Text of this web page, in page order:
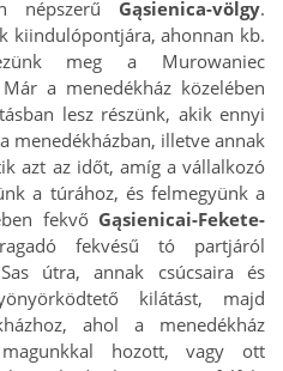
népszerű Gąsienica-völgy.
kiindulópontjára, ahonnan kb.
meg a Murowaniec
a menedékház közelében
lesz részünk, akik ennyi
menedékházban, illetve annak
azt az időt, amíg a vállalkozó
a túrához, és felmegyünk a
fekvő Gąsienicai-Fekete-
fekvésű tó partjáról
útra, annak csúcsaira és
kilátást, majd
ahol a menedékház
hozott, vagy ott